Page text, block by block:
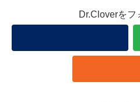
Dr.Cloverをフ